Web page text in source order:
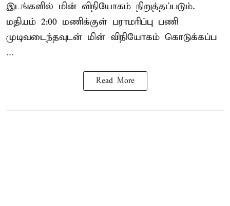
இடங்களில் மின் விநியோகம் நிறுத்தப்படும்.
மதியம் 2:00 மணிக்குள் பராமரிப்பு பணி
முடிவடைந்தவுடன் மின் விநியோகம் கொடுக்கப்ப
...
Read More